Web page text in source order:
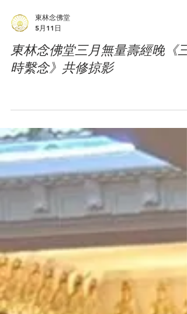
東林念佛堂
5月11日
東林念佛堂三月無量壽經晚《三